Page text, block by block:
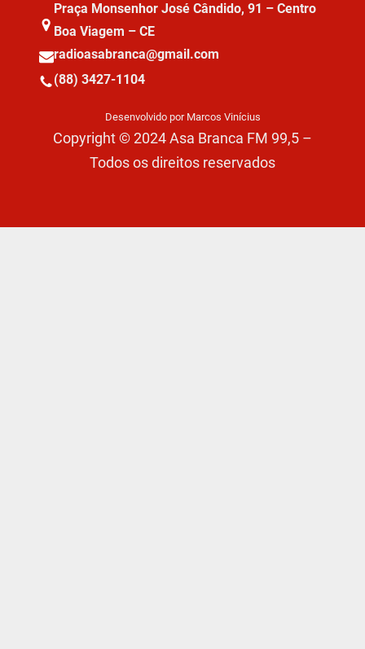
Praça Monsenhor José Cândido, 91 – Centro
Boa Viagem – CE
radioasabranca@gmail.com
(88) 3427-1104
Desenvolvido por Marcos Vinícius
Copyright © 2024 Asa Branca FM 99,5 –
Todos os direitos reservados